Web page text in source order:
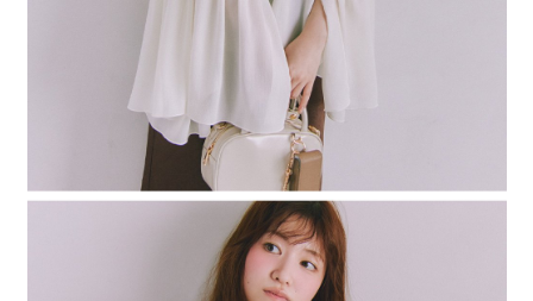
２．關於個人資料處理事宜，請瀏覽以下網址： https://aftee.tw/terms/#terms3
３．未成年的使用者請事先徵得法定代理人或監護人之同意方可使用
「AFTEE先享後付」，若未經同意申辦者引起之損失，本公司不負相關責
４．使用「AFTEE先享後付」時，將依據個別帳號之用戶狀況，依本公司即
時審查核予不同之上限額度；若仍有額度不足之情形，本公司將視審查結果
請求用戶進行身份認證。
５．嚴禁一人註冊多個帳號或使用他人資訊註冊。若發現惡意使用之情形，
恩沛科技股份有限公司將有權停止該用戶之使用額度並採取法律行動。